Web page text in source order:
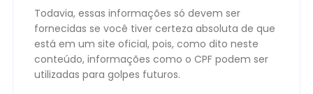
Todavia, essas informações só devem ser
fornecidas se você tiver certeza absoluta de que
está em um site oficial, pois, como dito neste
conteúdo, informações como o CPF podem ser
utilizadas para golpes futuros.